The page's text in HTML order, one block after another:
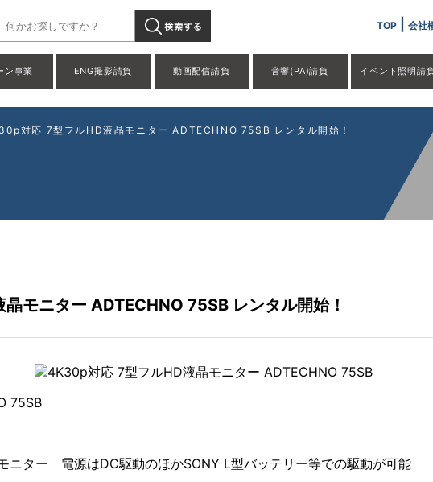
TOP| 会社
ン事業 ENG撮影請負 動画配信請負 音響(PA)請負 イベント照明請
対応 7型フルHD液晶モニター ADTECHNO 75SB レンタル開始！
モニター ADTECHNO 75SB レンタル開始！
75SB
ニター 電源はDC駆動のほかSONY L型バッテリー等での駆動が可能